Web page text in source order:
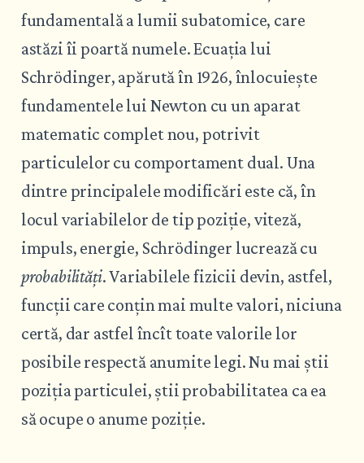
fundamentală a lumii subatomice, care
astăzi îi poartă numele. Ecuația lui
Schrödinger, apărută în 1926, înlocuiește
fundamentele lui Newton cu un aparat
matematic complet nou, potrivit
particulelor cu comportament dual. Una
dintre principalele modificări este că, în
locul variabilelor de tip poziție, viteză,
impuls, energie, Schrödinger lucrează cu
probabilități. Variabilele fizicii devin, astfel,
funcții care conțin mai multe valori, niciuna
certă, dar astfel încît toate valorile lor
posibile respectă anumite legi. Nu mai știi
poziția particulei, știi probabilitatea ca ea
să ocupe o anume poziție.